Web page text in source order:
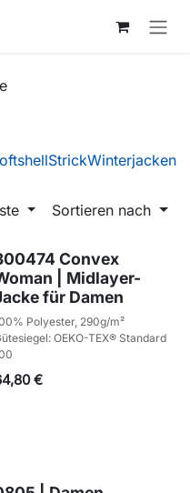
StrickWinterjacken
Sortieren nach
Convex
| Midlayer-
für Damen
Polyester, 290g/m²
OEKO-TEX® Standard
€